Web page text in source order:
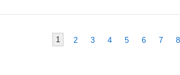
1 2 3 4 5 6 7 8